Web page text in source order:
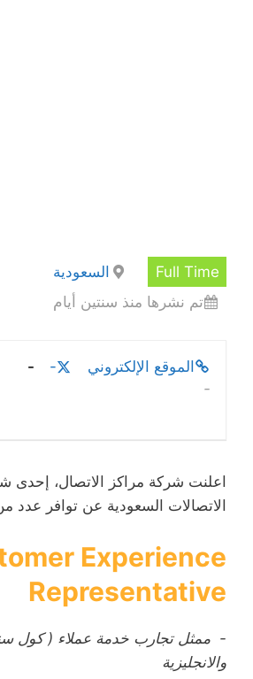
Full Time
السعودية
تم نشرها منذ سنتين أيام
الموقع الإلكتروني -
-
-
اعلنت شركة مراكز الاتصال، إحدى
الاتصالات السعودية عن توافر عدد
Experience
Representative
​- ممثل تجارب خدمة عملاء ( كول
والانجليزية